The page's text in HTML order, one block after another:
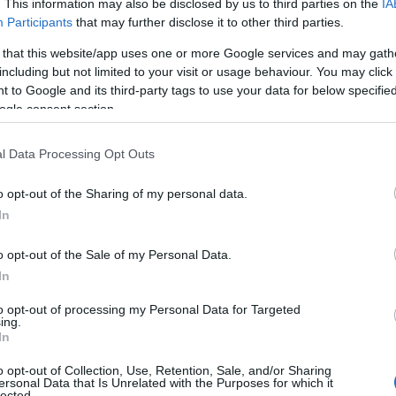
This information may also be disclosed by us to third parties on the
Participants that may further disclose it to other third parties.
that this website/app uses one or more Google services and may
but not limited to your visit or usage behaviour. You may
to Google and its third-party tags to use your data for below
consent section.
Data Processing Opt Outs
opt-out of the Sharing of my personal data.
opt-out of the Sale of my Personal Data.
opt-out of processing my Personal Data for Targeted
opt-out of Collection, Use, Retention, Sale, and/or Sharing
Data that Is Unrelated with the Purposes for which it
έντονες φωνές από το εσωτερικό
να πλησιάσουν και να καλέσουν την
να μπήκε στο όχημά του σε έξαλλη
φτάνοντας στο σημείο να παραλίγο να
κοντά.
έφτασε στο σημείο. Ωστόσο, η νεαρή
ενδοοικογενειακής βίας,
. Η αστυνομία, διαπιστώνοντας την
να εκτονωθεί η κατάσταση.
προβληματισμό στην τοπική κοινωνία.